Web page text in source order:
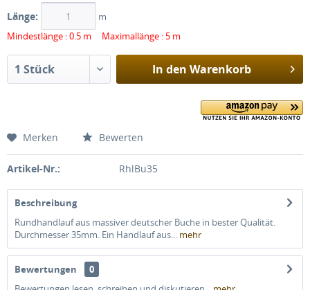
Länge:
m
Mindestlänge : 0.5 m Maximallänge : 5 m
In den Warenkorb
Merken Bewerten
Artikel-Nr.: RhlBu35
Beschreibung
Rundhandlauf aus massiver deutscher Buche in bester Qualität.
Durchmesser 35mm. Ein Handlauf aus... mehr
Bewertungen
0